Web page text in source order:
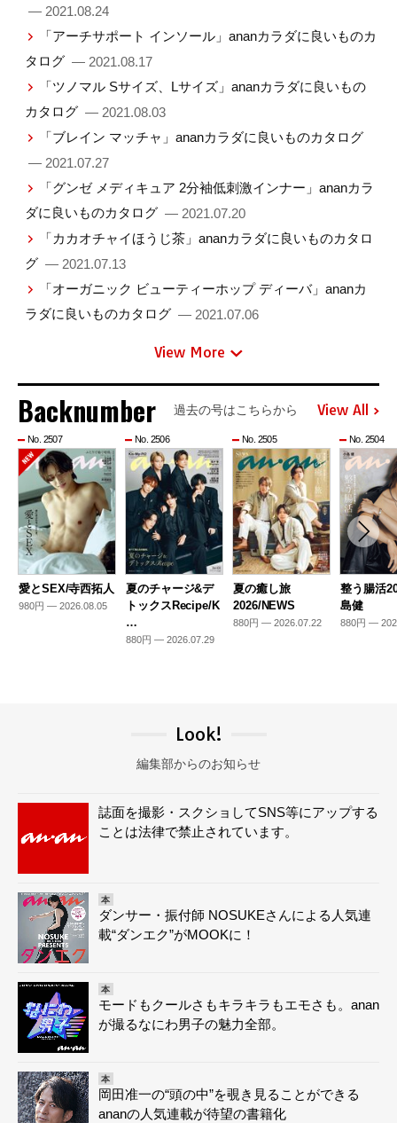
— 2021.08.24
「アーチサポート インソール」ananカラダに良いものカ
タログ — 2021.08.17
「ツノマル Sサイズ、Lサイズ」ananカラダに良いもの
カタログ — 2021.08.03
「ブレイン マッチャ」ananカラダに良いものカタログ
— 2021.07.27
「グンゼ メディキュア 2分袖低刺激インナー」ananカラ
ダに良いものカタログ — 2021.07.20
「カカオチャイほうじ茶」ananカラダに良いものカタロ
グ — 2021.07.13
「オーガニック ビューティーホップ ディーバ」ananカ
ラダに良いものカタログ — 2021.07.06
View More
Backnumber 過去の号はこちらから View All
No. 2507
愛とSEX/寺西拓人
980円 — 2026.08.05
No. 2506
夏のチャージ&デ
トックスRecipe/K
…
880円 — 2026.07.29
No. 2505
夏の癒し旅
2026/NEWS
880円 — 2026.07.22
No. 2504
整う腸活
島健
880円 —
Look!
編集部からのお知らせ
誌面を撮影・スクショしてSNS等にアップする
ことは法律で禁止されています。
本
ダンサー・振付師 NOSUKEさんによる人気連
載“ダンエク”がMOOKに！
本
モードもクールさもキラキラもエモさも。anan
が撮るなにわ男子の魅力全部。
本
岡田准一の“頭の中”を覗き見ることができる
ananの人気連載が待望の書籍化